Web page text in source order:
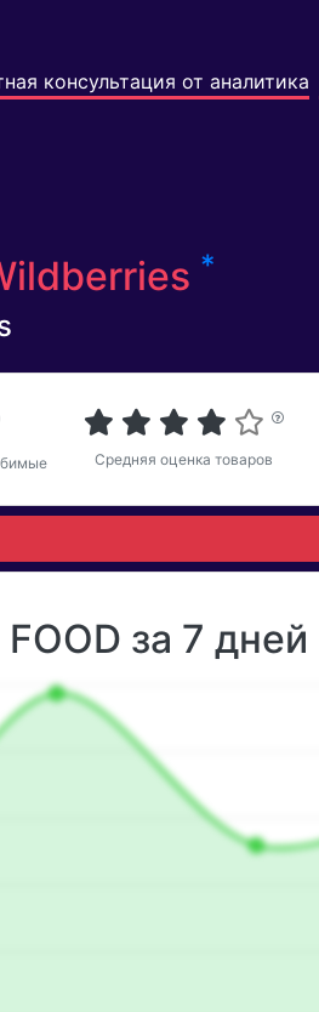
консультация от аналитика
*
Средняя оценка товаров
за 7 дней